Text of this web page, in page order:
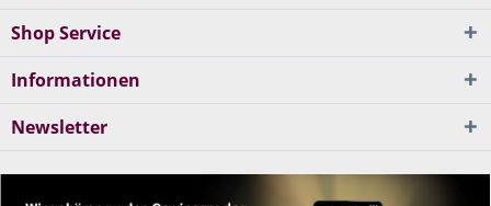
Shop Service
Informationen
Newsletter